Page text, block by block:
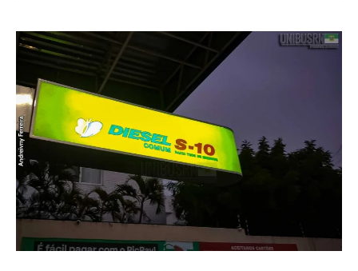
Preço
do
diesel
cai
em
Natal
e
outras